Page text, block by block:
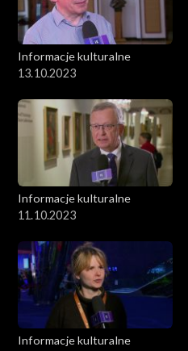
Informacje kulturalne
13.10.2023
Informacje kulturalne
11.10.2023
Informacje kulturalne